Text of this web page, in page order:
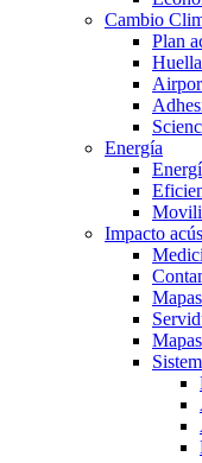
Cambio
Plan
Energía
Impacto